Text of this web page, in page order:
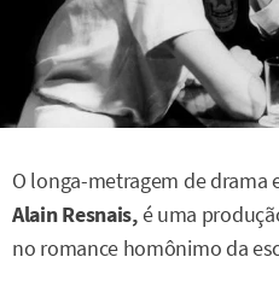
O longa-metragem de drama
Alain Resnais,é uma
no romance homônimo da